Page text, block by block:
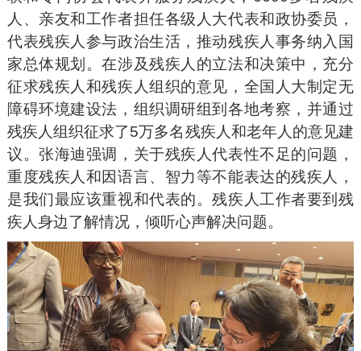
人、亲友和工作者担任各级人大代表和政协委员，
代表残疾人参与政治生活，推动残疾人事务纳入国
家总体规划。在涉及残疾人的立法和决策中，充分
征求残疾人和残疾人组织的意见，全国人大制定无
障碍环境建设法，组织调研组到各地考察，并通过
残疾人组织征求了5万多名残疾人和老年人的意见建
议。张海迪强调，关于残疾人代表性不足的问题，
重度残疾人和因语言、智力等不能表达的残疾人，
是我们最应该重视和代表的。残疾人工作者要到残
疾人身边了解情况，倾听心声解决问题。